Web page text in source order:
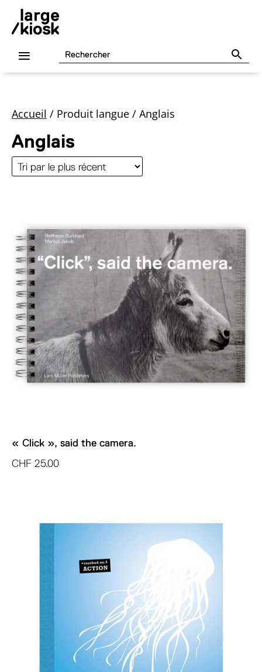
Accueil / Produit langue / Anglais
Anglais
« Click », said the camera.
CHF 25.00